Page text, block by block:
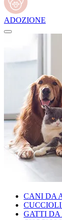
ADOZIONE
CANI DA
GATTI DA